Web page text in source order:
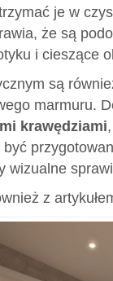
je w
że są
i cieszące
są
marmuru.
krawędziami
wizualne
z